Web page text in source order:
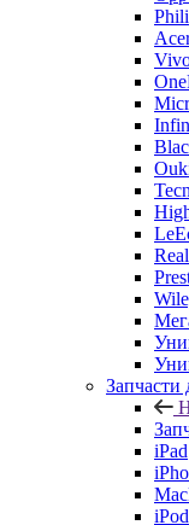
Запчасти
iPad
iPod